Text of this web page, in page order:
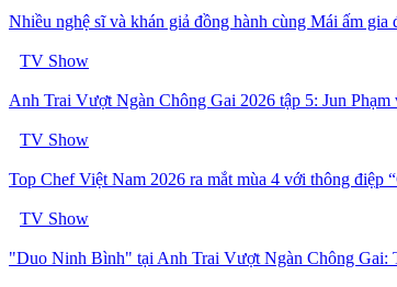
Nhiều nghệ sĩ và khán giả đồng hành cùng Mái ấm
TV Show
Anh Trai Vượt Ngàn Chông Gai 2026 tập 5: Jun
TV Show
Top Chef Việt Nam 2026 ra mắt mùa 4 với thông điệp
TV Show
"Duo Ninh Bình" tại Anh Trai Vượt Ngàn Chông Gai: